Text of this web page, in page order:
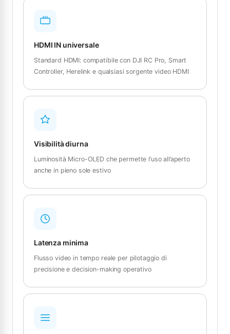
HDMI IN universale
Standard HDMI: compatibile con DJI RC Pro, Smart
Controller, Herelink e qualsiasi sorgente video HDMI
Visibilità diurna
Luminosità Micro-OLED che permette l’uso all’aperto
anche in pieno sole estivo
Latenza minima
Flusso video in tempo reale per pilotaggio di
precisione e decision-making operativo